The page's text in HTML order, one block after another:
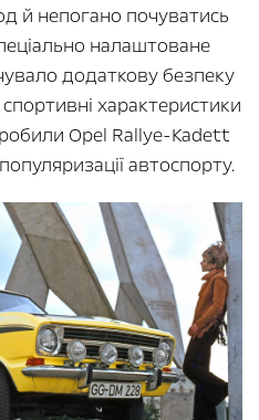
й непогано почуватись
налаштоване
додаткову безпеку
характеристики
Opel Rallye-Kadett
автоспорту.